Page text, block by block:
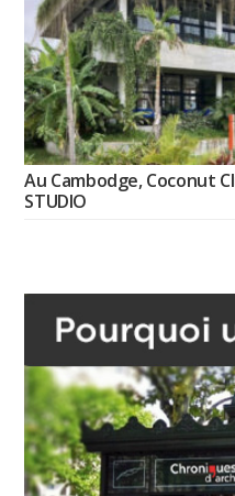
Au Cambodge, Coconut
STUDIO